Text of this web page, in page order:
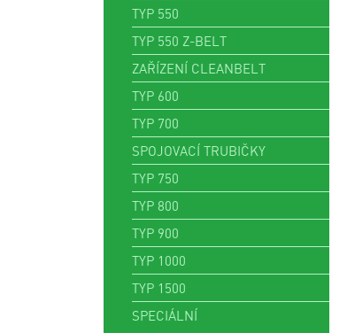
TYP 550
TYP 550 Z-BELT
ZAŘÍZENÍ CLEANBELT
TYP 600
TYP 700
SPOJOVACÍ TRUBIČKY
TYP 750
TYP 800
TYP 900
TYP 1000
TYP 1500
SPECIÁLNÍ